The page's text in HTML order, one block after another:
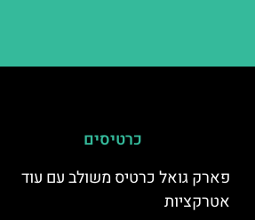
כרטיסים
פארק גואל כרטיס משולב עם עוד
אטרקציות